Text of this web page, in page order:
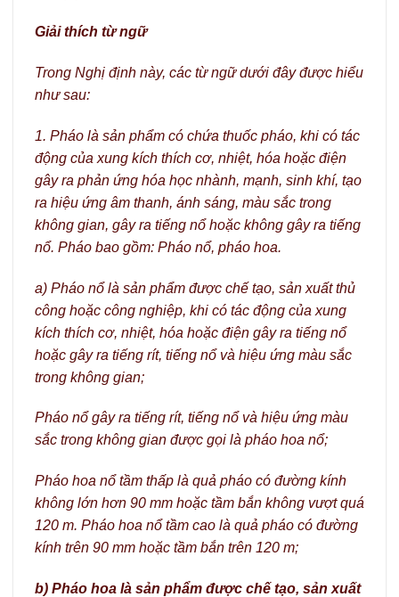
Giải thích từ ngữ
Trong Nghị định này, các từ ngữ dưới đây được hiểu
như sau:
1. Pháo là sản phẩm có chứa thuốc pháo, khi có tác
động của xung kích thích cơ, nhiệt, hóa hoặc điện
gây ra phản ứng hóa học nhành, mạnh, sinh khí, tạo
ra hiệu ứng âm thanh, ánh sáng, màu sắc trong
không gian, gây ra tiếng nổ hoặc không gây ra tiếng
nổ. Pháo bao gồm: Pháo nổ, pháo hoa.
a) Pháo nổ là sản phẩm được chế tạo, sản xuất thủ
công hoặc công nghiệp, khi có tác động của xung
kích thích cơ, nhiệt, hóa hoặc điện gây ra tiếng nổ
hoặc gây ra tiếng rít, tiếng nổ và hiệu ứng màu sắc
trong không gian;
Pháo nổ gây ra tiếng rít, tiếng nổ và hiệu ứng màu
sắc trong không gian được gọi là pháo hoa nổ;
Pháo hoa nổ tầm thấp là quả pháo có đường kính
không lớn hơn 90 mm hoặc tầm bắn không vượt quá
120 m. Pháo hoa nổ tầm cao là quả pháo có đường
kính trên 90 mm hoặc tầm bắn trên 120 m;
b) Pháo hoa là sản phẩm được chế tạo, sản xuất